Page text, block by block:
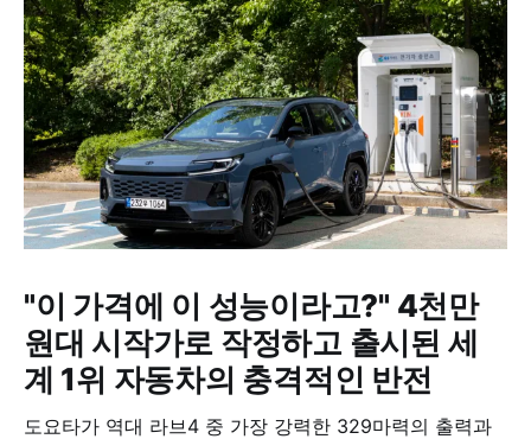
"이 가격에 이 성능이라고?" 4천만
원대 시작가로 작정하고 출시된 세
계 1위 자동차의 충격적인 반전
도요타가 역대 라브4 중 가장 강력한 329마력의 출력과